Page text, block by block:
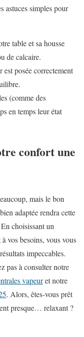
astuces simples pour
table et sa housse
de calcaire.
posée correctement
(comme des
en temps leur état
confort une
mais le bon
adaptée rendra cette
choisissant un
vos besoins, vous vous
impeccables.
pas à consulter notre
vapeuret notre
. Alors, êtes-vous prêt
presque… relaxant ?